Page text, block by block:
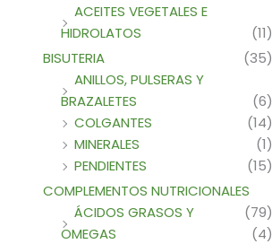
ACEITES VEGETALES E
HIDROLATOS
(11)
BISUTERIA
(35)
ANILLOS, PULSERAS Y
BRAZALETES
(6)
COLGANTES
(14)
MINERALES
(1)
PENDIENTES
(15)
COMPLEMENTOS NUTRICIONALES
(79)
ÁCIDOS GRASOS Y
OMEGAS
(4)